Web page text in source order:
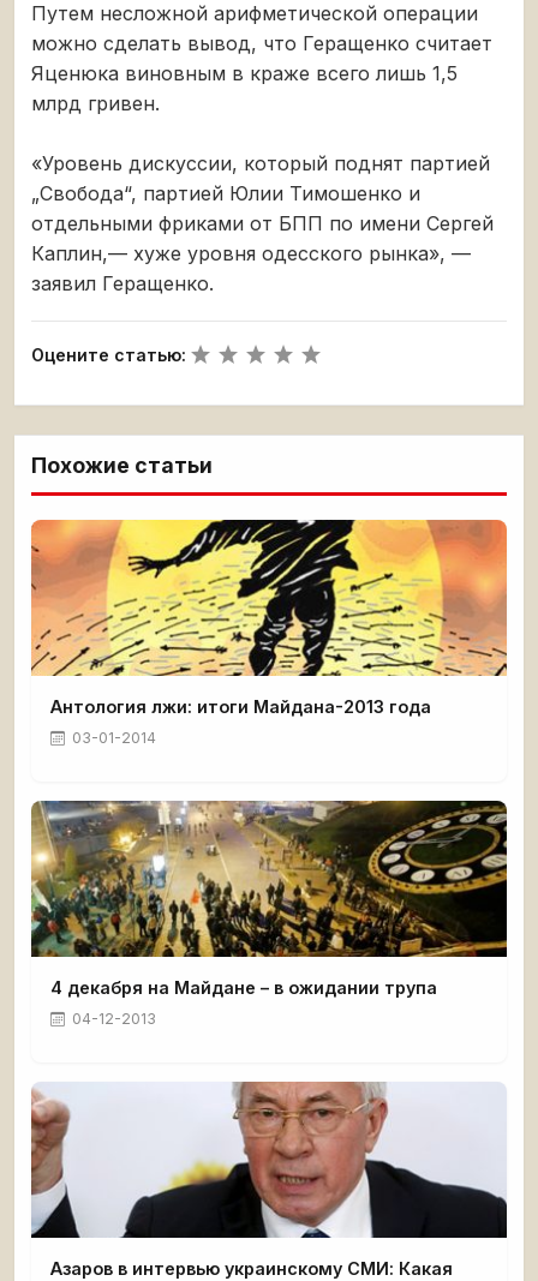
Путем несложной арифметической операции
можно сделать вывод, что Геращенко считает
Яценюка виновным в краже всего лишь 1,5
млрд гривен.
«Уровень дискуссии, который поднят партией
„Свобода“, партией Юлии Тимошенко и
отдельными фриками от БПП по имени Сергей
Каплин,— хуже уровня одесского рынка», —
заявил Геращенко.
Оцените статью:
Похожие статьи
Антология лжи: итоги Майдана-2013 года
03-01-2014
4 декабря на Майдане – в ожидании трупа
04-12-2013
Азаров в интервью украинскому СМИ: Какая